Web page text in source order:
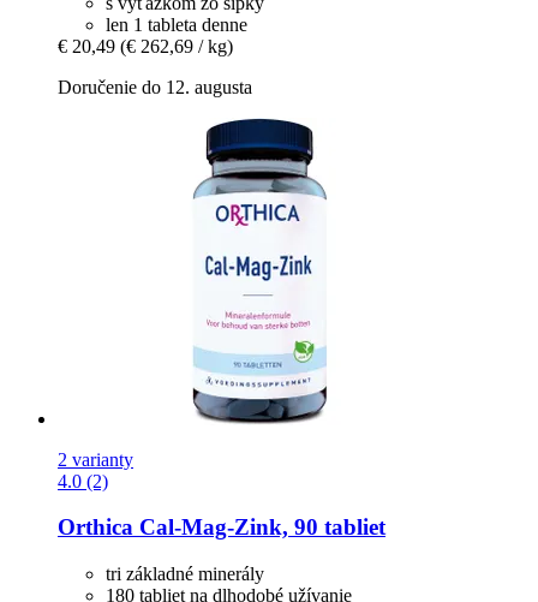
len 1 tableta denne
€ 20,49 (€ 262,69 / kg)
Doručenie do 12. augusta
2 varianty
4.0 (2)
Orthica Cal-​Mag-​Zink, 90 tabliet
tri základné minerály
180 tabliet na dlhodobé užívanie